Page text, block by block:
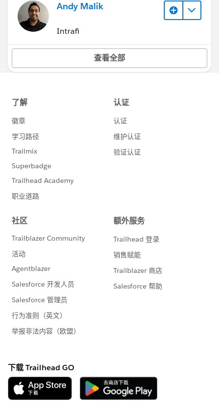
Andy Malik
Intrafi
查看全部